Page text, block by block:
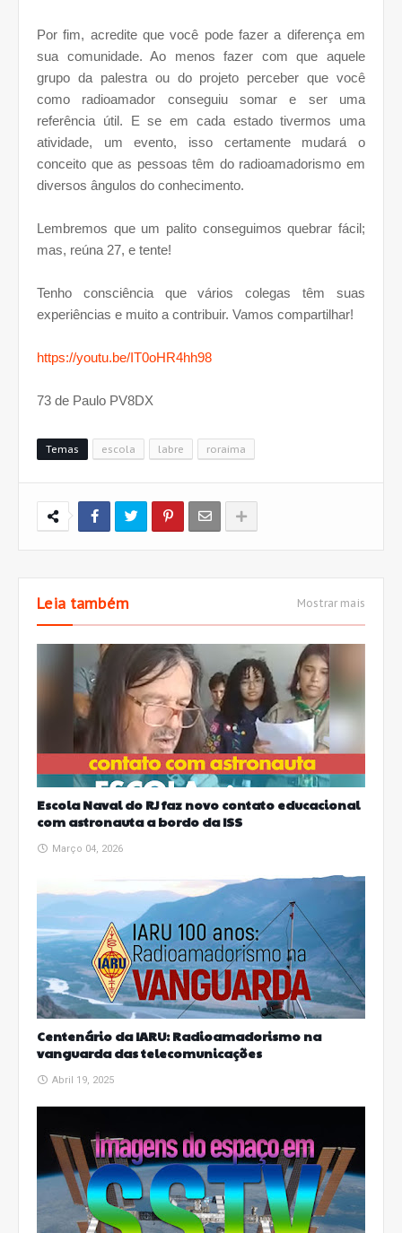
Por fim, acredite que você pode fazer a diferença em
sua comunidade. Ao menos fazer com que aquele
grupo da palestra ou do projeto perceber que você
como radioamador conseguiu somar e ser uma
referência útil. E se em cada estado tivermos uma
atividade, um evento, isso certamente mudará o
conceito que as pessoas têm do radioamadorismo em
diversos ângulos do conhecimento.
Lembremos que um palito conseguimos quebrar fácil;
mas, reúna 27, e tente!
Tenho consciência que vários colegas têm suas
experiências e muito a contribuir. Vamos compartilhar!
https://youtu.be/IT0oHR4hh98
73 de Paulo PV8DX
Temas escola labre roraima
Leia também Mostrar mais
Escola Naval do RJ faz novo contato educacional
com astronauta a bordo da ISS
Março 04, 2026
Centenário da IARU: Radioamadorismo na
vanguarda das telecomunicações
Abril 19, 2025